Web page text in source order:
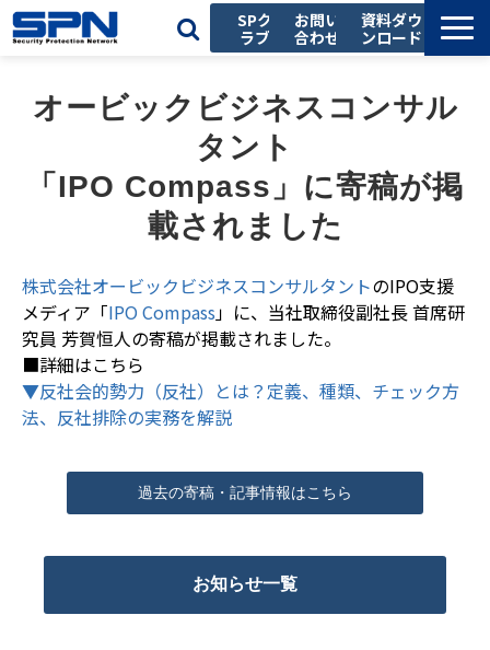
SPク
ラブ
お問い
合わせ
資料ダウ
ンロード
サービス一覧
導入事例
お役立ち記事
セミナー
採用情報
オービックビジネスコンサル
タント
「IPO Compass」に寄稿が掲
載されました
株式会社オービックビジネスコンサルタントのIPO支援
メディア「IPO Compass」に、当社取締役副社長 首席研
究員 芳賀恒人の寄稿が掲載されました。
■詳細はこちら
▼反社会的勢力（反社）とは？定義、種類、チェック方
法、反社排除の実務を解説
過去の寄稿・記事情報はこちら
お知らせ一覧